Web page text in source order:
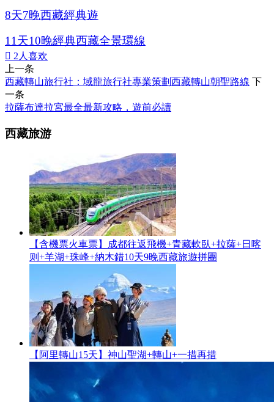
8天7晚西藏經典遊
11天10晚經典西藏全景環線
 2 人喜欢
上一条
西藏轉山旅行社：域龍旅行社專業策劃西藏轉山朝聖路線 下
一条
拉薩布達拉宮最全最新攻略，遊前必讀
西藏旅游
【含機票火車票】成都往返飛機+青藏軟臥+拉薩+日喀
则+羊湖+珠峰+納木錯10天9晚西藏旅遊拼團
【阿里轉山15天】神山聖湖+轉山+一措再措